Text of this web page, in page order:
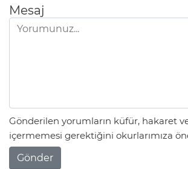
Mesaj
Gönderilen yorumların küfür, hakaret
içermemesi gerektiğini okurlarımıza
Gönder